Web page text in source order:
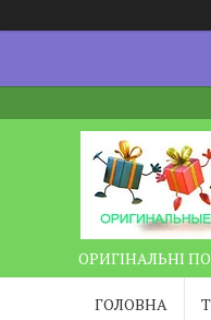
ОРИГІНАЛЬНІ
ГОЛОВНА